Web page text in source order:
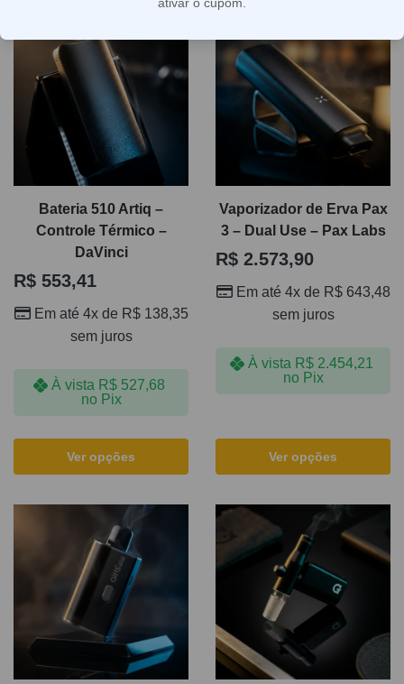
Ao escolher um aparelho, vale observar formato,
rotina de uso. Essas diferenças impactam diretamente na
experiência, na intensidade do vapor e na manutenção ao
longo do tempo. Se a sua intenção é comparar modelos
de vaporizador de ervas com mais critério, esta seleção
ajuda a identificar o aparelho mais adequado para uso
pessoal, frequência de consumo e preferência de sessão.
Bateria 510 Artiq –
Controle Térmico –
DaVinci
R$ 553,41
Em até 4x de R$138,35
sem juros
À vista R$ 527,68
no Pix
Ver opções
Vaporizador de Erva Pax
3 – Dual Use – Pax Labs
R$ 2.573,90
Em até 4x de R$643,48
sem juros
À vista R$2.454,21
no Pix
Ver opções
ativar o cupom.